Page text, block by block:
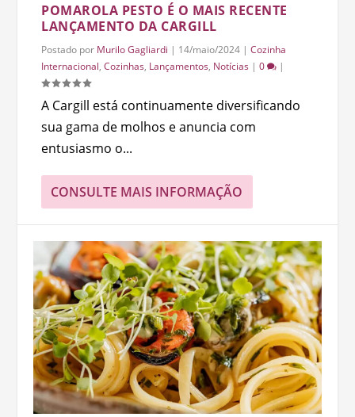
POMAROLA PESTO É O MAIS RECENTE
LANÇAMENTO DA CARGILL
Postado por Murilo Gagliardi | 14/maio/2024 |Cozinha
Internacional,Cozinhas, Lançamentos, Notícias |0 |
A Cargill está continuamente diversificando
sua gama de molhos e anuncia com
entusiasmo o...
CONSULTE MAIS INFORMAÇÃO